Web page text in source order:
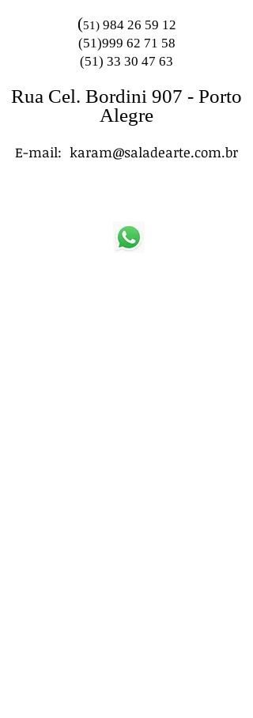
(51) 984 26 59 12
(51)999 62 71 58
(51) 33 30 47 63
Rua Cel. Bordini 907 - Porto
Alegre
E-mail: karam@saladearte.com.br